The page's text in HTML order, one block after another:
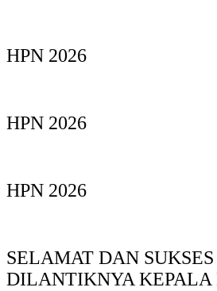
HPN 2026
HPN 2026
HPN 2026
SELAMAT DAN SUKSES
DILANTIKNYA KEPALA